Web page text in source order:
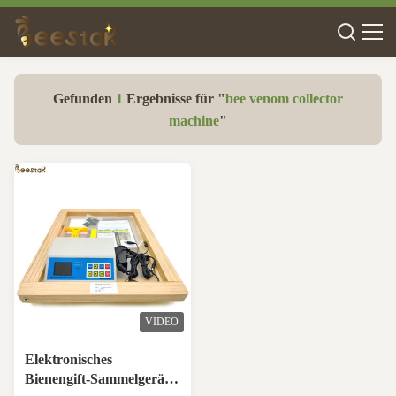
Gefunden 1 Ergebnisse für "bee venom collector
machine"
VIDEO
Elektronisches
Bienengift-Sammelgerät